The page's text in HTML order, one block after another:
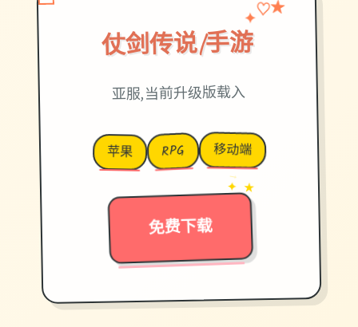
仗剑传说|手游
✦♡★
亚服,当前升级版载入
苹果 RPG 移动端
免费下载
→
✦ ★